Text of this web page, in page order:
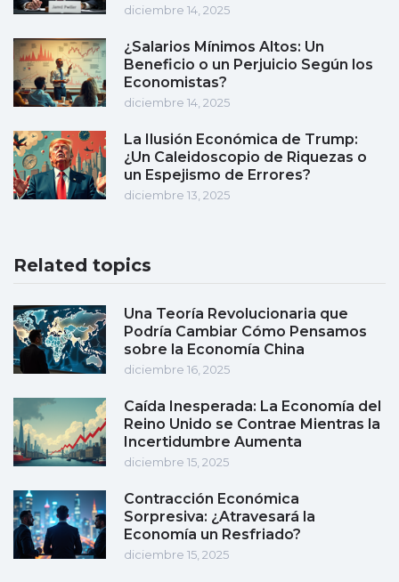
diciembre 14, 2025
¿Salarios Mínimos Altos: Un
Beneficio o un Perjuicio Según los
Economistas?
diciembre 14, 2025
La Ilusión Económica de Trump:
¿Un Caleidoscopio de Riquezas o
un Espejismo de Errores?
diciembre 13, 2025
Related topics
Una Teoría Revolucionaria que
Podría Cambiar Cómo Pensamos
sobre la Economía China
diciembre 16, 2025
Caída Inesperada: La Economía del
Reino Unido se Contrae Mientras la
Incertidumbre Aumenta
diciembre 15, 2025
Contracción Económica
Sorpresiva: ¿Atravesará la
Economía un Resfriado?
diciembre 15, 2025